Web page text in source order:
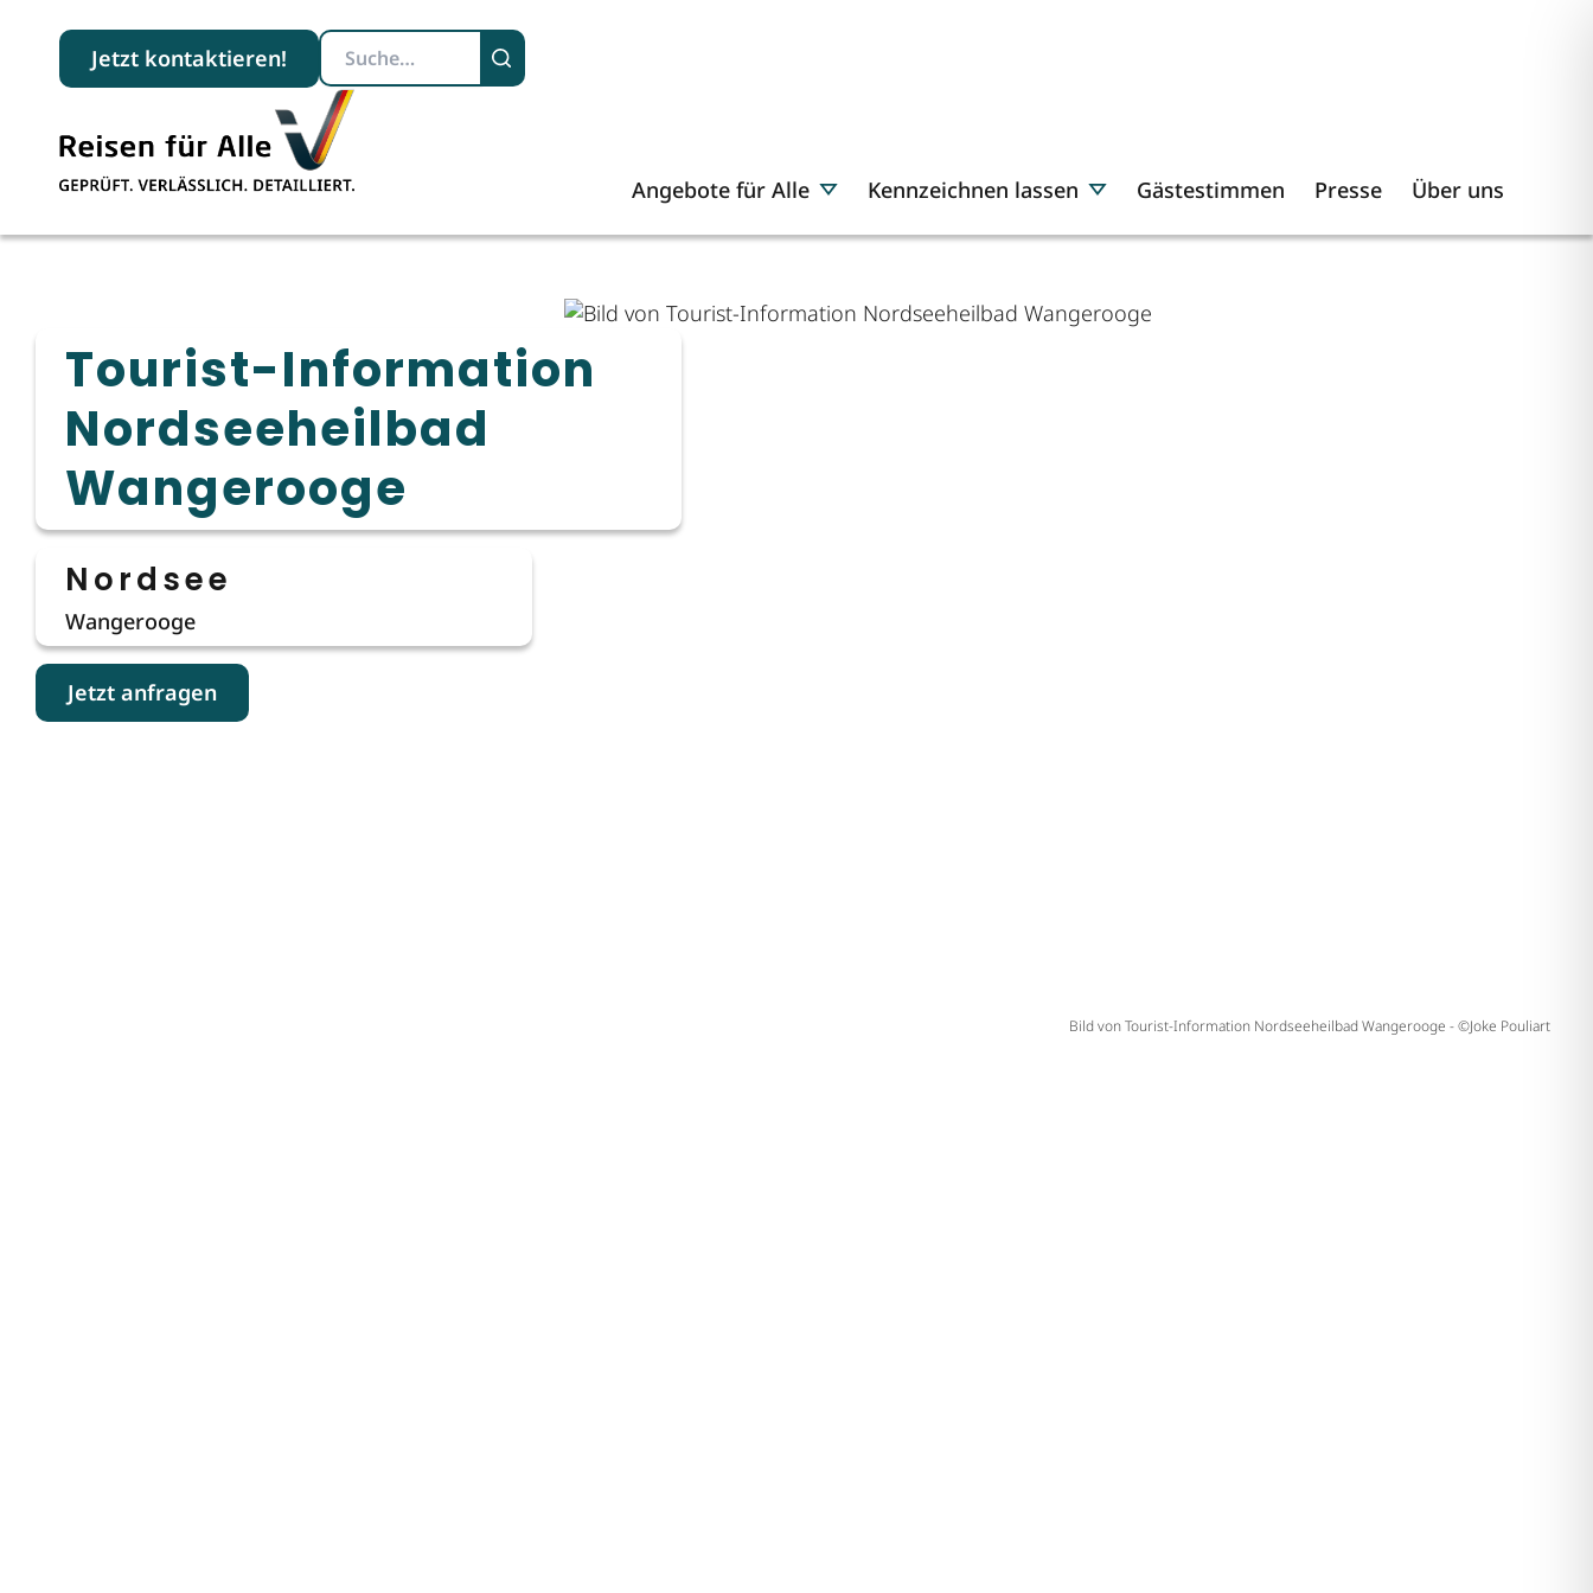
Angebote für Alle Kennzeichnen lassen Gästestimmen Presse Über uns
Jetzt kontaktieren!
Suchbegriff
Tourist-Information
Nordseeheilbad
Wangerooge
Nordsee
Wangerooge
Jetzt anfragen
Bild von Tourist-Information Nordseeheilbad Wangerooge - ©Joke Pouliart